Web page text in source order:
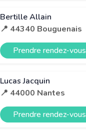
Bertille Allain
📍 44340 Bouguenais
Prendre rendez-vous
Lucas Jacquin
📍 44000 Nantes
Prendre rendez-vous